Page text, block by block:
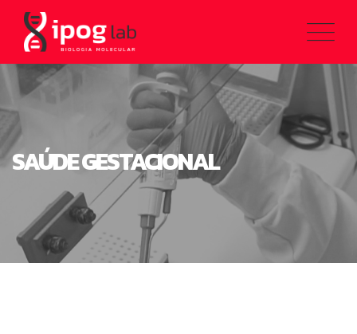
SAÚDE GESTACIONAL